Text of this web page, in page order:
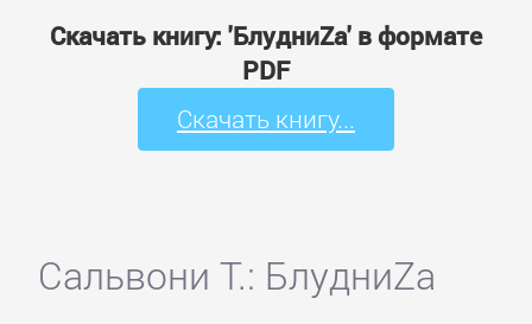
Скачать книгу: 'БлудниZа' в формате
PDF
Скачать книгу...
Сальвони Т.: БлудниZа